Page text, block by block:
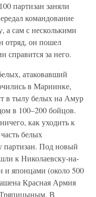
партизан заняли
командование
а сам с несколькими
отряд, он пошел
справится за него.
атаковавший
в Мариинке,
в тылу белых на Амур
в 100–200 бойцов.
как уходить к
белых
партизан. Под новый
к Николаевску-на-
и японцами (около 500
Красная Армия
Тряпицыным. В